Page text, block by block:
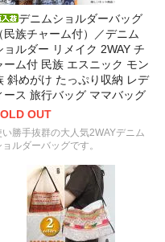
デニムショルダーバッグ
（民族チャーム付）／デニム
ョルダー リメイク 2WAY チ
ーム付 民族 エスニック モン
斜めがけ たっぷり収納 レデ
ース 旅行バッグ ママバッグ
OUT
い勝手抜群の大人気2WAYデニム
ョルダーバッグです。